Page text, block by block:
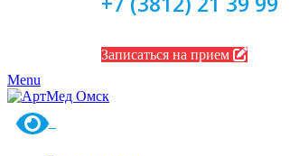
Записаться на прием
Menu